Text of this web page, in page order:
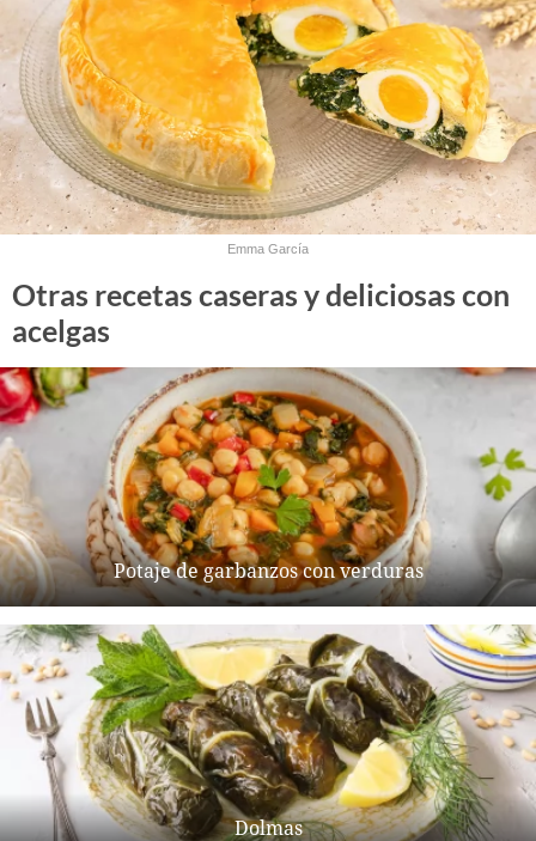
Emma García
Otras recetas caseras y deliciosas con
acelgas
Potaje de garbanzos con verduras
Dolmas